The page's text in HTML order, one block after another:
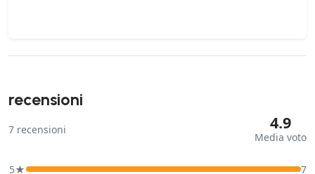
recensioni
7 recensioni 4.9
Media voto
5★
7